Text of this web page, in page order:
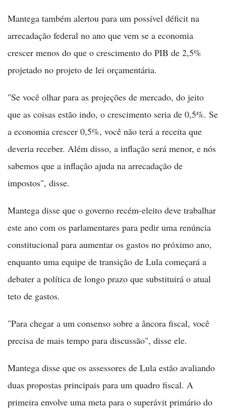
Mantega também alertou para um possível déficit na
arrecadação federal no ano que vem se a economia
crescer menos do que o crescimento do PIB de 2,5%
projetado no projeto de lei orçamentária.
"Se você olhar para as projeções de mercado, do jeito
que as coisas estão indo, o crescimento seria de 0,5%. Se
a economia crescer 0,5%, você não terá a receita que
deveria receber. Além disso, a inflação será menor, e nós
sabemos que a inflação ajuda na arrecadação de
impostos", disse.
Mantega disse que o governo recém-eleito deve trabalhar
este ano com os parlamentares para pedir uma renúncia
constitucional para aumentar os gastos no próximo ano,
enquanto uma equipe de transição de Lula começará a
debater a política de longo prazo que substituirá o atual
teto de gastos.
"Para chegar a um consenso sobre a âncora fiscal, você
precisa de mais tempo para discussão", disse ele.
Mantega disse que os assessores de Lula estão avaliando
duas propostas principais para um quadro fiscal. A
primeira envolve uma meta para o superávit primário do